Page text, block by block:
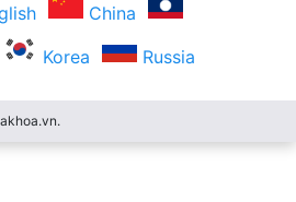
China
Korea Russia